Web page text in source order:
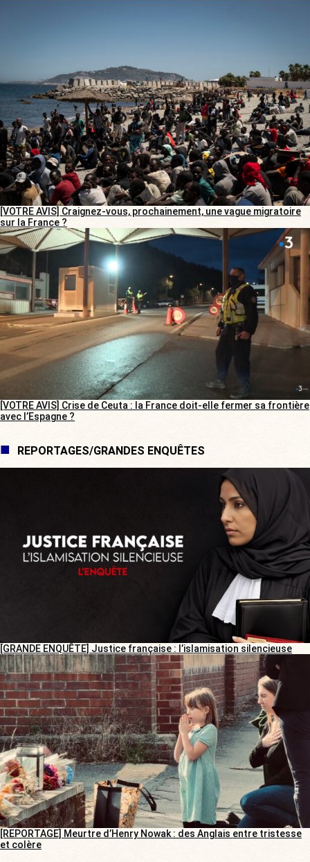
[VOTRE AVIS] Craignez-vous, prochainement, une vague migratoire
sur la France ?
[VOTRE AVIS] Crise de Ceuta : la France doit-elle fermer sa frontière
avec l’Espagne ?
REPORTAGES/GRANDES ENQUÊTES
[GRANDE ENQUÊTE] Justice française : l’islamisation silencieuse
[REPORTAGE] Meurtre d’Henry Nowak : des Anglais entre tristesse
et colère